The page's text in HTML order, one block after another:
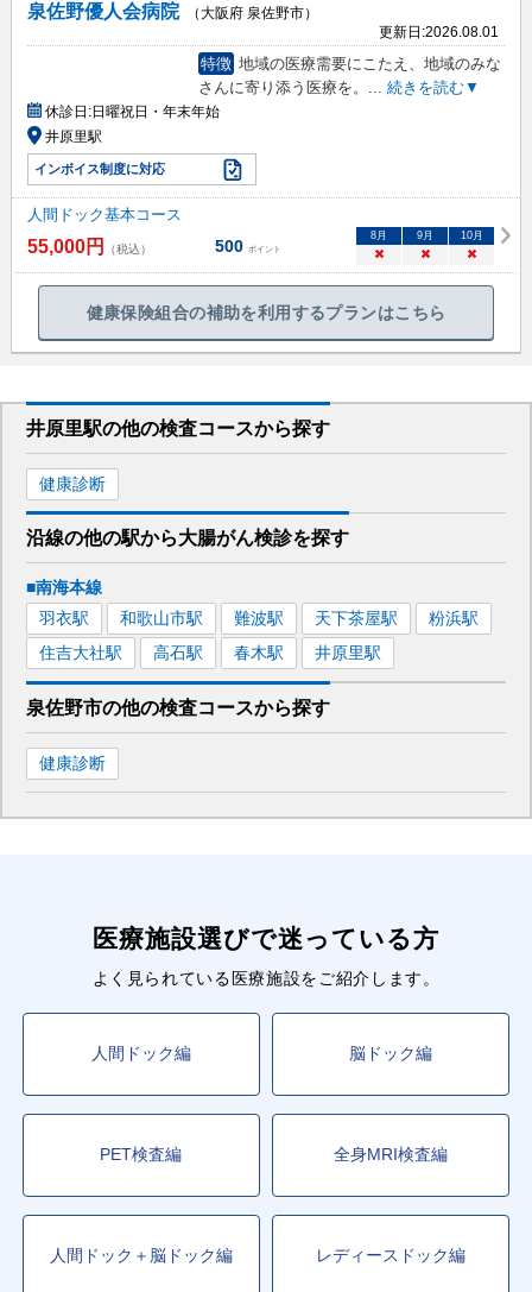
泉佐野優人会病院
（大阪府 泉佐野市）
更新日:2026.08.01
特徴 地域の医療需要にこたえ、地域のみな
さんに寄り添う医療を。 ... 続きを読む▼
休診日:日曜祝日・年末年始
井原里駅
インボイス制度に対応
人間ドック基本コース
55,000円 （税込） 500 ポイント
8月 9月 10月
× × ×
健康保険組合の補助を利用するプランはこちら
井原里駅の他の検査コースから探す
健康診断
沿線の他の駅から大腸がん検診を探す
■南海本線
羽衣駅 和歌山市駅 難波駅 天下茶屋駅 粉浜駅
住吉大社駅 高石駅 春木駅 井原里駅
泉佐野市の他の検査コースから探す
健康診断
医療施設選びで迷っている方
よく見られている医療施設をご紹介します。
人間ドック編 脳ドック編
PET検査編 全身MRI検査編
人間ドック＋脳ドック編 レディースドック編